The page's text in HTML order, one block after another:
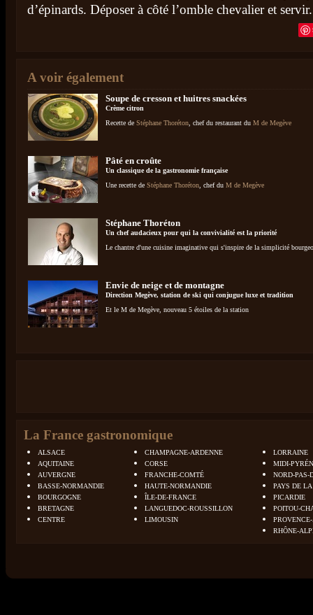
d’épinards. Déposer à côté l’omble chevalier et
A voir également
Soupe de cresson et huitres snackées
Crème citron
Recette de Stéphane Thoréton , chef du restaurant du M de Megève
Pâté en croûte
Un classique de la gastronomie française
Une recette de Stéphane Thoréton , chef du M de Megève
Stéphane Thoréton
Un chef audacieux pour qui la convivialité est la priorité
Le chantre d'une cuisine imaginative qui s'inspire de la simplicité
Envie de neige et de montagne
Direction Megève, station de ski qui conjugue luxe et tradition
Et le M de Megève, nouveau 5 étoiles de la station
La France gastronomique
ALSACE
AQUITAINE
AUVERGNE
BASSE-NORMANDIE
BOURGOGNE
BRETAGNE
CENTRE
CHAMPAGNE-ARDENNE
CORSE
FRANCHE-COMTÉ
HAUTE-NORMANDIE
ÎLE-DE-FRANCE
LANGUEDOC-ROUSSILLON
LIMOUSIN
LORRAINE
MIDI-
NORD-PAS-
PAYS DE
PICARDIE
POITOU-
RHÔNE-